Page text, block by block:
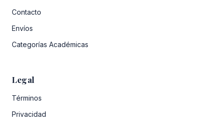
Contacto
Envíos
Categorías Académicas
Legal
Términos
Privacidad